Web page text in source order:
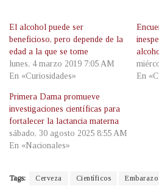
El alcohol puede ser
beneficioso, pero depende de la
edad a la que se tome
lunes, 4 marzo 2019 7:05 AM
En «Curiosidades»
En
Primera Dama promueve
investigaciones científicas para
fortalecer la lactancia materna
sábado, 30 agosto 2025 8:55 AM
En «Nacionales»
Tags: Cerveza Científicos Embarazo